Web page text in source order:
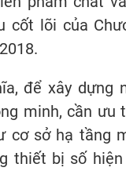
cốt lõi của
để xây dựng
minh, cần ưu
cơ sở hạ tầng
thiết bị số